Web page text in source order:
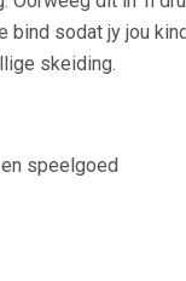
bind sodat jy jou
skeiding.
speelgoed